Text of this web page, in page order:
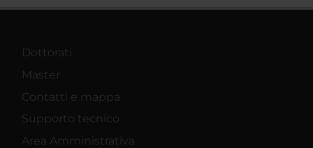
Dottorati
Master
Contatti e mappa
Supporto tecnico
Area Amministrativa